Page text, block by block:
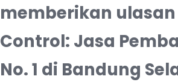
memberikan ulasan
Control: Jasa
No. 1 di Bandung